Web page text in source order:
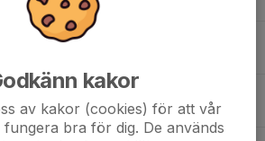
kakor
av kakor (cookies) för att vår
bra för dig. De används